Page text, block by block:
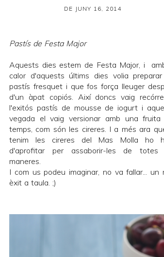
DE JUNY 16, 2014
Pastís de Festa Major
Aquests dies estem de Festa Major, i
calor d'aquests últims dies volia
pastís fresquet i que fos força lleuger
d'un àpat copiós. Així doncs vaig
l'exitós pastís de mousse de iogurt i
vegada el vaig versionar amb una fruita
temps, com són les cireres. I a més ara
tenim les cireres del Mas Molla ho
d'aprofitar per assaborir-les de totes
maneres.
I com us podeu imaginar, no va fallar... un
èxit a taula. ;)